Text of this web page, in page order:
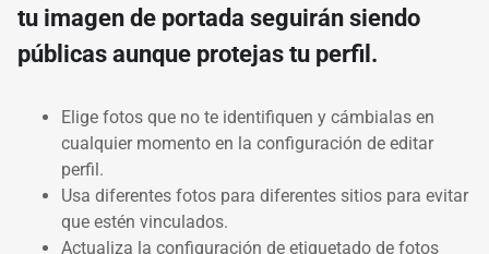
tu imagen de portada seguirán siendo
públicas aunque protejas tu perfil.
Elige fotos que no te identifiquen y cámbialas en
cualquier momento en la configuración de editar
perfil.
Usa diferentes fotos para diferentes sitios para evitar
que estén vinculados.
Actualiza la configuración de etiquetado de fotos